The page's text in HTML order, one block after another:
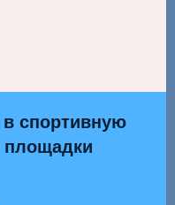
спортивную